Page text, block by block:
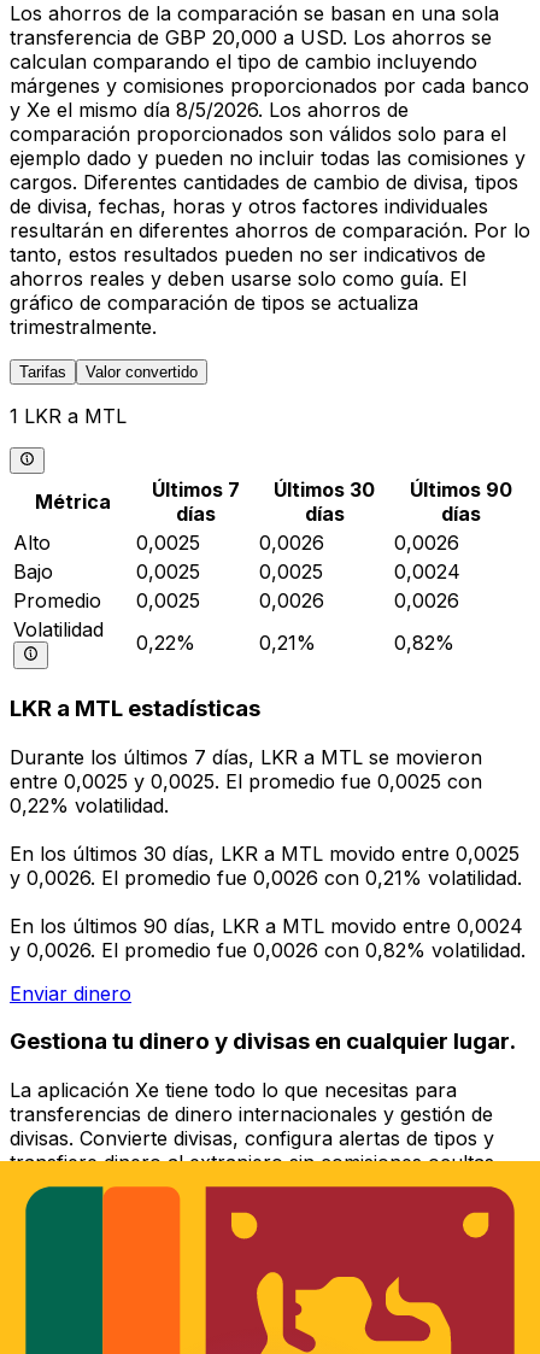
Los ahorros de la comparación se basan en una sola
transferencia de GBP 20,000 a USD. Los ahorros se
calculan comparando el tipo de cambio incluyendo
márgenes y comisiones proporcionados por cada banco
y Xe el mismo día 8/5/2026. Los ahorros de
comparación proporcionados son válidos solo para el
ejemplo dado y pueden no incluir todas las comisiones y
cargos. Diferentes cantidades de cambio de divisa, tipos
de divisa, fechas, horas y otros factores individuales
resultarán en diferentes ahorros de comparación. Por lo
tanto, estos resultados pueden no ser indicativos de
ahorros reales y deben usarse solo como guía. El
gráfico de comparación de tipos se actualiza
trimestralmente.
Tarifas Valor convertido
1 LKR a MTL
Métrica
Últimos 7
días
Últimos 30
días
Últimos 90
días
Alto
0,0025 0,0026
0,0026
Bajo
0,0025 0,0025
0,0024
Promedio
0,0025 0,0026
0,0026
Volatilidad
0,22% 0,21% 0,82%
LKR a MTL estadísticas
Durante los últimos 7 días, LKR a MTL se movieron
entre 0,0025 y 0,0025. El promedio fue 0,0025 con
0,22% volatilidad.
En los últimos 30 días, LKR a MTL movido entre 0,0025
y 0,0026. El promedio fue 0,0026 con 0,21% volatilidad.
En los últimos 90 días, LKR a MTL movido entre 0,0024
y 0,0026. El promedio fue 0,0026 con 0,82% volatilidad.
Enviar dinero
Gestiona tu dinero y divisas en cualquier lugar.
La aplicación Xe tiene todo lo que necesitas para
transferencias de dinero internacionales y gestión de
divisas. Convierte divisas, configura alertas de tipos y
transfiere dinero al extranjero sin comisiones ocultas.
¡Descarga hoy!